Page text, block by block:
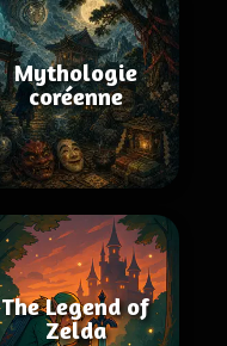
Mythologie
coréenne
The Legend of
Zelda